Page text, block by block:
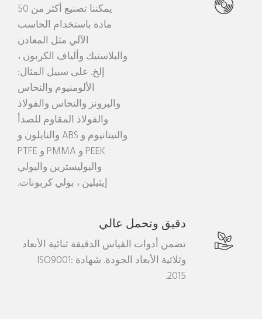
يمكننا تصنيع أكثر من 50
مادة باستخدام الحاسب
الآلي مثل المعادن
والبلاستيك وألياف الكربون ،
إلخ. على سبيل المثال:
الألومنيوم والنحاس
والبرونز والنحاس والفولاذ
والفولاذ المقاوم للصدأ
والتيتانيوم و ABS والنايلون و
PEEK و PMMA و PTFE
والبوليسترين والبولي
إيثيلين ، بولي كربونات.
دقيق وتحمل عالي
تضمن أدوات القياس الدقيقة ثنائية الأبعاد
وثلاثية الأبعاد الجودة. شهادة ISO9001:
2015.